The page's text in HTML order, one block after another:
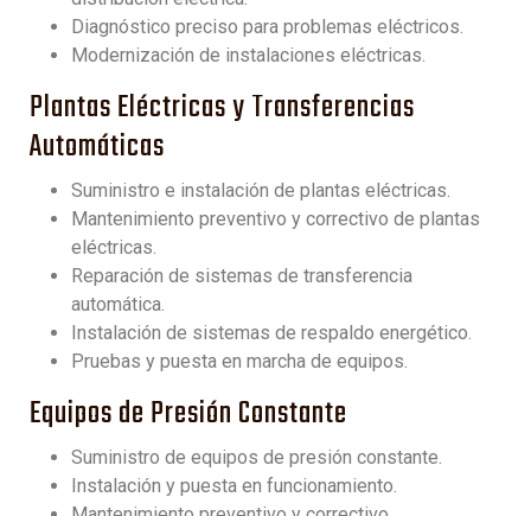
Diagnóstico preciso para problemas eléctricos.
Modernización de instalaciones eléctricas.
Plantas Eléctricas y Transferencias
Automáticas
Suministro e instalación de plantas eléctricas.
Mantenimiento preventivo y correctivo de plantas
eléctricas.
Reparación de sistemas de transferencia
automática.
Instalación de sistemas de respaldo energético.
Pruebas y puesta en marcha de equipos.
Equipos de Presión Constante
Suministro de equipos de presión constante.
Instalación y puesta en funcionamiento.